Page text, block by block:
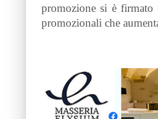
promozione si è
promozionali che